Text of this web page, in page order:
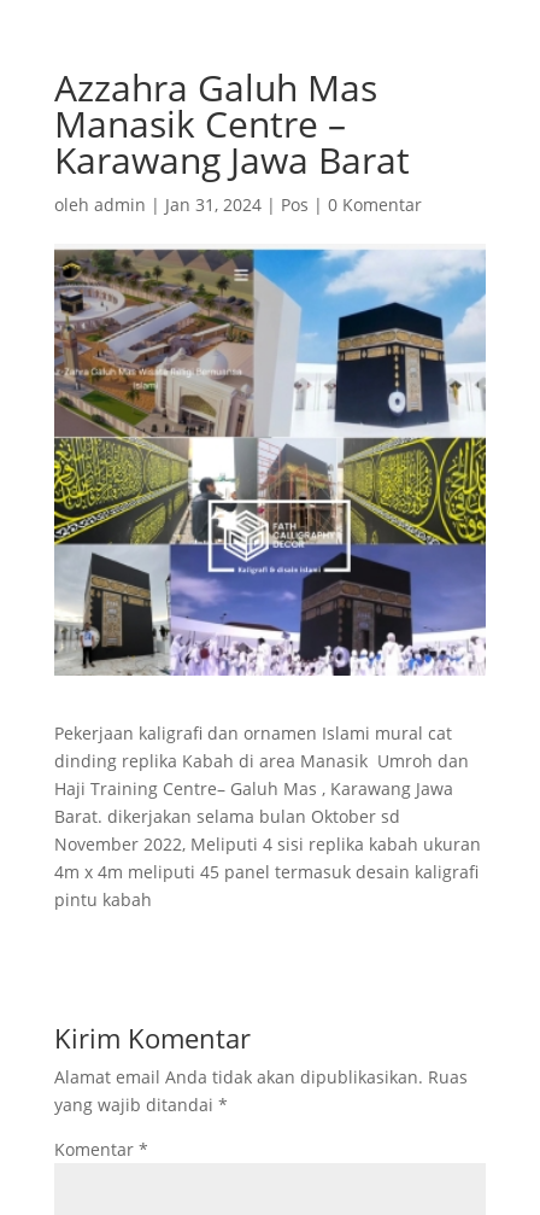
Azzahra Galuh Mas
Manasik Centre –
Karawang Jawa Barat
oleh admin | Jan 31, 2024| Pos | 0 Komentar
Pekerjaan kaligrafi dan ornamen Islami mural cat
dinding replika Kabah di area Manasik Umroh dan
Haji Training Centre– Galuh Mas , Karawang Jawa
Barat. dikerjakan selama bulan Oktober sd
November 2022, Meliputi 4 sisi replika kabah ukuran
4m x 4m meliputi 45 panel termasuk desain kaligrafi
pintu kabah
Kirim Komentar
Alamat email Anda tidak akan dipublikasikan. Ruas
yang wajib ditandai *
Komentar *